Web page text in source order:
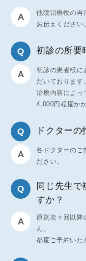
他院治療物の再
お伝えください。
初診の所要
初診の患者様に
だいております。
治療内容によっ
4,000円程度か
ドクターの
各ドクターのご
ださい。
同じ先生で
すか？
原則次々回以降
ん。
都度ご予約いた